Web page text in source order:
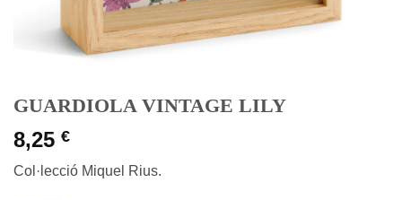
GUARDIOLA VINTAGE LILY
8,25 €
Col·lecció Miquel Rius.